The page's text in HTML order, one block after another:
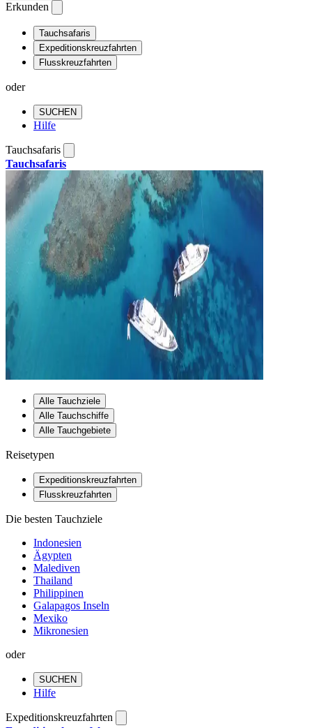
Erkunden
Tauchsafaris
Expeditionskreuzfahrten
Flusskreuzfahrten
oder
SUCHEN
Hilfe
Tauchsafaris
Tauchsafaris
Alle Tauchziele
Alle Tauchschiffe
Alle Tauchgebiete
Reisetypen
Expeditionskreuzfahrten
Flusskreuzfahrten
Die besten Tauchziele
Indonesien
Ägypten
Malediven
Thailand
Philippinen
Galapagos Inseln
Mexiko
Mikronesien
oder
SUCHEN
Hilfe
Expeditionskreuzfahrten